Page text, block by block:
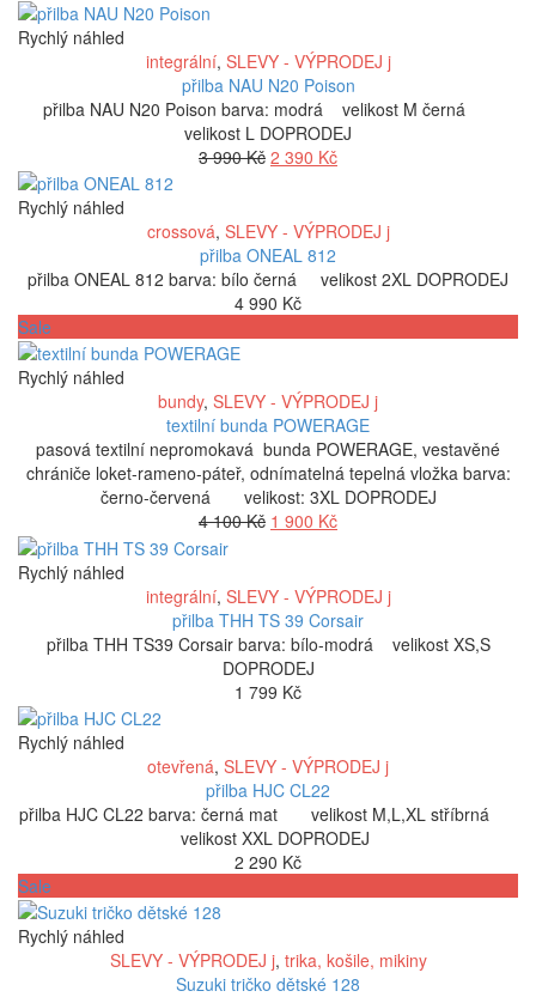
300 Kč. 990 Kč.
Rychlý náhled
integrální, SLEVY - VÝPRODEJ j
přilba NAU N20 Poison
přilba NAU N20 Poison barva: modrá velikost M černá
velikost L DOPRODEJ
3 990Kč Původní
3
990 Kč.
2 390 KčAktuální
2
Rychlý náhled
crossová, SLEVY - VÝPRODEJ j
přilba ONEAL 812
přilba ONEAL 812 barva: bílo černá velikost 2XL DOPRODEJ
4 990 Kč
Sale
Rychlý náhled
bundy, SLEVY - VÝPRODEJ j
textilní bunda POWERAGE
pasová textilní nepromokavá bunda POWERAGE, vestavěné
chrániče loket-rameno-páteř, odnímatelná tepelná vložka barva:
černo-červená velikost: 3XL DOPRODEJ
4 100Kč Původní
4
100 Kč.
1 900 KčAktuální
1
900 Kč.
Rychlý náhled
integrální, SLEVY - VÝPRODEJ j
přilba THH TS 39 Corsair
přilba THH TS39 Corsair barva: bílo-modrá velikost XS,S
DOPRODEJ
1 799 Kč
Rychlý náhled
otevřená, SLEVY - VÝPRODEJ j
přilba HJC CL22
přilba HJC CL22 barva: černá mat velikost M,L,XL stříbrná
velikost XXL DOPRODEJ
2 290 Kč
Sale
Rychlý náhled
SLEVY - VÝPRODEJ j, trika, košile, mikiny
Suzuki tričko dětské 128